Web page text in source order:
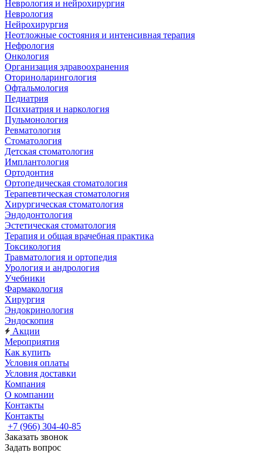
Неврология и нейрохирургия
Неврология
Нейрохирургия
Неотложные состояния и интенсивная терапия
Нефрология
Онкология
Организация здравоохранения
Оториноларингология
Офтальмология
Педиатрия
Психиатрия и наркология
Пульмонология
Ревматология
Стоматология
Детская стоматология
Имплантология
Ортодонтия
Ортопедическая стоматология
Терапевтическая стоматология
Хирургическая стоматология
Эндодонтология
Эстетическая стоматология
Терапия и общая врачебная практика
Токсикология
Травматология и ортопедия
Урология и андрология
Учебники
Фармакология
Хирургия
Эндокринология
Эндоскопия
Акции
Мероприятия
Как купить
Условия оплаты
Условия доставки
Компания
О компании
Контакты
Контакты
+7 (966) 304-40-85
Заказать звонок
Задать вопрос